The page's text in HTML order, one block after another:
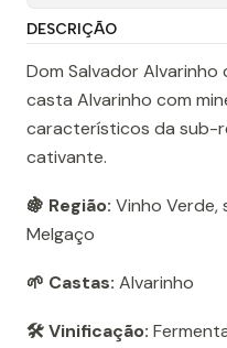
DESCRIÇÃO
Dom Salvador
casta Alvarinho com
característicos da sub-
cativante.
🍇 Região: Vinho Verde,
Melgaço
🌱 Castas: Alvarinho
🛠️ Vinificação: